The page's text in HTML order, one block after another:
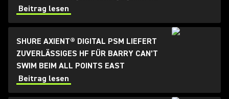
erfahre, wie jeder Modus Monitortechniker:innen hilft,
Reichweite, Kanalanzahl, Latenz und Zuverlässigkeit
für jede Anwendung perfekt auszubalancieren.
Beitrag lesen
SHURE AXIENT® DIGITAL PSM LIEFERT
ZUVERLÄSSIGES HF FÜR BARRY CAN’T
SWIM BEIM ALL POINTS EAST
Beitrag lesen